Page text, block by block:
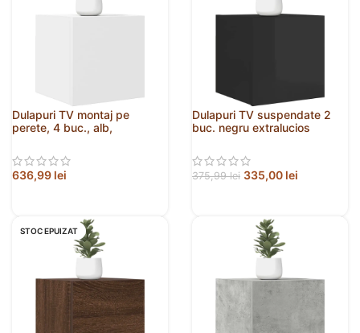
Dulapuri TV montaj pe
perete, 4 buc., alb,
636,99 lei
Dulapuri TV suspendate 2
buc. negru extralucios
375,99lei 335,00 lei
STOC EPUIZAT